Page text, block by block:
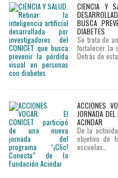
CIENCIA Y
BUSCA
DIABETES
Se trata de
fortalecer la
Detrás de esta…
ACCIONES
JORNADA
ACINDAR
De la
objetivo de
escuelas…